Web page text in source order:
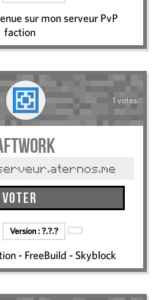
sur mon serveur PvP
faction
1 votes
Voter
Version :?.?.?
- FreeBuild - Skyblock